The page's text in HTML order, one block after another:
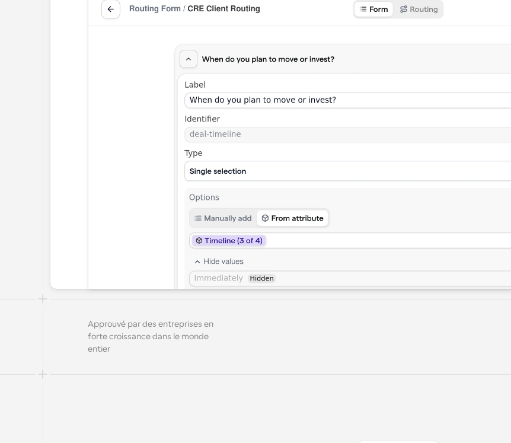
Approuvé par des entreprises en
forte croissance dans le monde
entier